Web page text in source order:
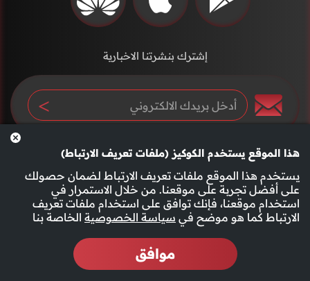
هذا الموقع يستخدم الكوكيز (ملفات تعريف الارتباط)
يستخدم هذا الموقع ملفات تعريف الارتباط لضمان حصولك
على أفضل تجربة على موقعنا. من خلال الاستمرار في
استخدام موقعنا، فإنك توافق على استخدام ملفات تعريف
الارتباط كما هو موضح في سياسة الخصوصية الخاصة بنا
موافق
إشترك بنشرتنا الاخبارية
سياسة الخصوصية الأحكام والشروط